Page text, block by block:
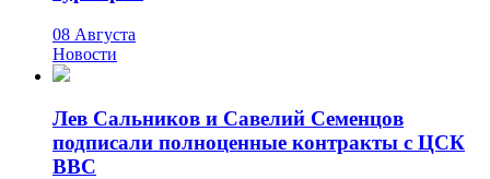
08 Августа
Новости
Лев Сальников и Савелий Семенцов
подписали полноценные контракты с ЦСК
ВВС